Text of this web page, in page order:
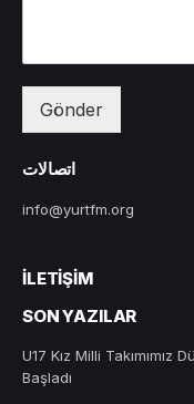
Gönder
اتصالات
info@yurtfm.org
İLETIŞIM
SON YAZILAR
U17 Kız Milli Takımımız
Başladı